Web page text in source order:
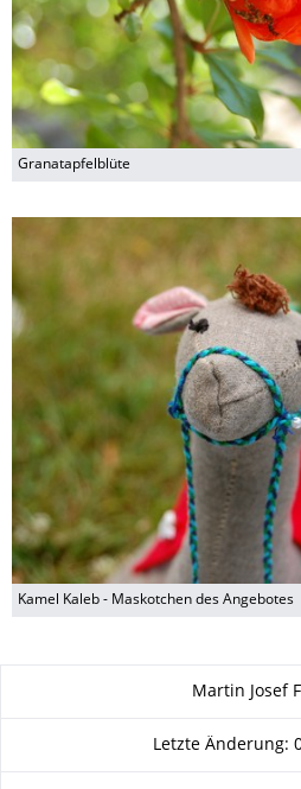
Granatapfelblüte
Kamel Kaleb - Maskotchen des Angebotes
Martin Josef
Letzte Änderung: